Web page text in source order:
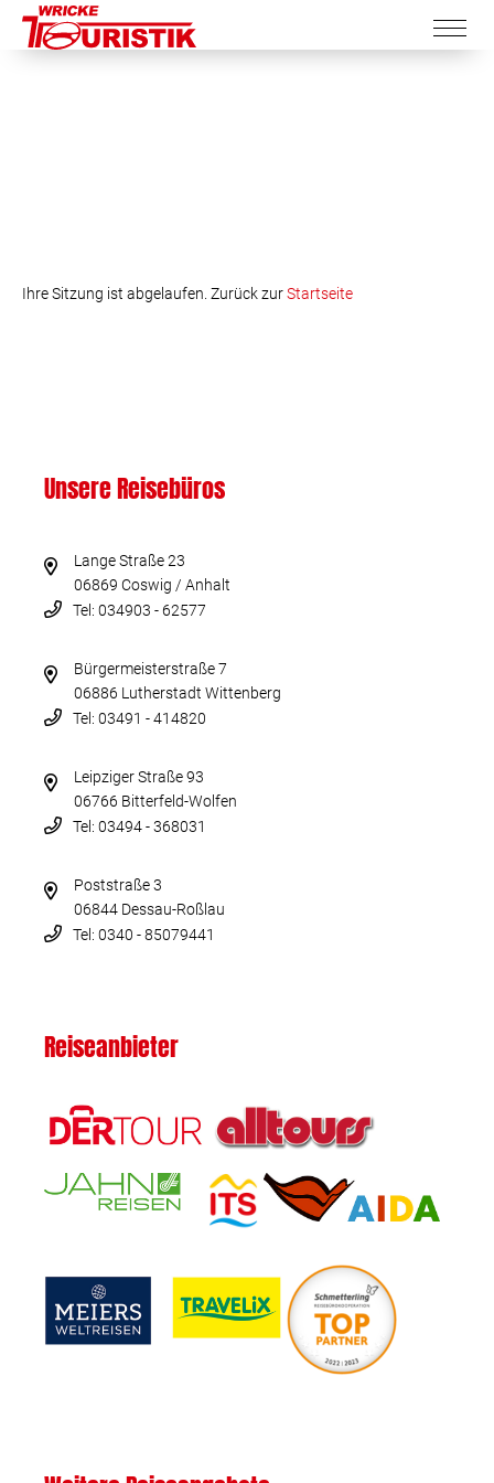
Ihre Sitzung ist abgelaufen. Zurück zurStartseite
Unsere Reisebüros
Lange Straße 23
06869 Coswig / Anhalt
Tel: 034903 - 62577
Bürgermeisterstraße 7
06886 Lutherstadt Wittenberg
Tel: 03491 - 414820
Leipziger Straße 93
06766 Bitterfeld-Wolfen
Tel: 03494 - 368031
Poststraße 3
06844 Dessau-Roßlau
Tel: 0340 - 85079441
Reiseanbieter